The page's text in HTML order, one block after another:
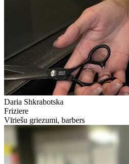
Daria Shkrabotska
Friziere
Vīriešu griezumi, barbers